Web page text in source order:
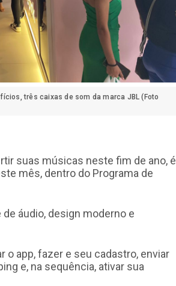
três caixas de som da marca JBL (Foto
suas músicas neste fim de ano, é
mês, dentro do Programa de
áudio, design moderno e
o app, fazer e seu cadastro, enviar
e, na sequência, ativar sua